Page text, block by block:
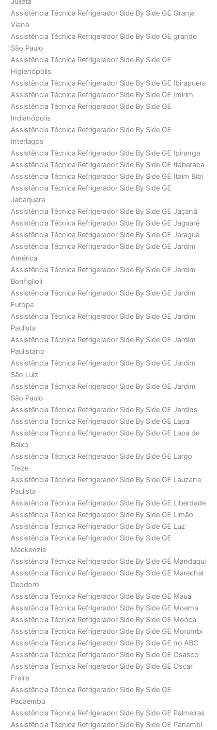
Assistência Técnica Refrigerador Side By Side GE Granja
Viana
Assistência Técnica Refrigerador Side By Side GE grande
São Paulo
Assistência Técnica Refrigerador Side By Side GE
Higienópolis
Assistência Técnica Refrigerador Side By Side GE Ibirapuera
Assistência Técnica Refrigerador Side By Side GE Imirim
Assistência Técnica Refrigerador Side By Side GE
Indianópolis
Assistência Técnica Refrigerador Side By Side GE
Interlagos
Assistência Técnica Refrigerador Side By Side GE Ipiranga
Assistência Técnica Refrigerador Side By Side GE Itaberaba
Assistência Técnica Refrigerador Side By Side GE Itaim Bibi
Assistência Técnica Refrigerador Side By Side GE
Jabaquara
Assistência Técnica Refrigerador Side By Side GE Jaçanã
Assistência Técnica Refrigerador Side By Side GE Jaguaré
Assistência Técnica Refrigerador Side By Side GE Jaraguá
Assistência Técnica Refrigerador Side By Side GE Jardim
América
Assistência Técnica Refrigerador Side By Side GE Jardim
Bonfiglioli
Assistência Técnica Refrigerador Side By Side GE Jardim
Europa
Assistência Técnica Refrigerador Side By Side GE Jardim
Paulista
Assistência Técnica Refrigerador Side By Side GE Jardim
Paulistano
Assistência Técnica Refrigerador Side By Side GE Jardim
São Luiz
Assistência Técnica Refrigerador Side By Side GE Jardim
São Paulo
Assistência Técnica Refrigerador Side By Side GE Jardins
Assistência Técnica Refrigerador Side By Side GE Lapa
Assistência Técnica Refrigerador Side By Side GE Lapa de
Baixo
Assistência Técnica Refrigerador Side By Side GE Largo
Treze
Assistência Técnica Refrigerador Side By Side GE Lauzane
Paulista
Assistência Técnica Refrigerador Side By Side GE Liberdade
Assistência Técnica Refrigerador Side By Side GE Limão
Assistência Técnica Refrigerador Side By Side GE Luz
Assistência Técnica Refrigerador Side By Side GE
Mackenzie
Assistência Técnica Refrigerador Side By Side GE Mandaqui
Assistência Técnica Refrigerador Side By Side GE Marechal
Deodoro
Assistência Técnica Refrigerador Side By Side GE Mauá
Assistência Técnica Refrigerador Side By Side GE Moema
Assistência Técnica Refrigerador Side By Side GE Moóca
Assistência Técnica Refrigerador Side By Side GE Morumbi
Assistência Técnica Refrigerador Side By Side GE no ABC
Assistência Técnica Refrigerador Side By Side GE Osasco
Assistência Técnica Refrigerador Side By Side GE Oscar
Freire
Assistência Técnica Refrigerador Side By Side GE
Pacaembú
Assistência Técnica Refrigerador Side By Side GE Palmeiras
Assistência Técnica Refrigerador Side By Side GE Panambi